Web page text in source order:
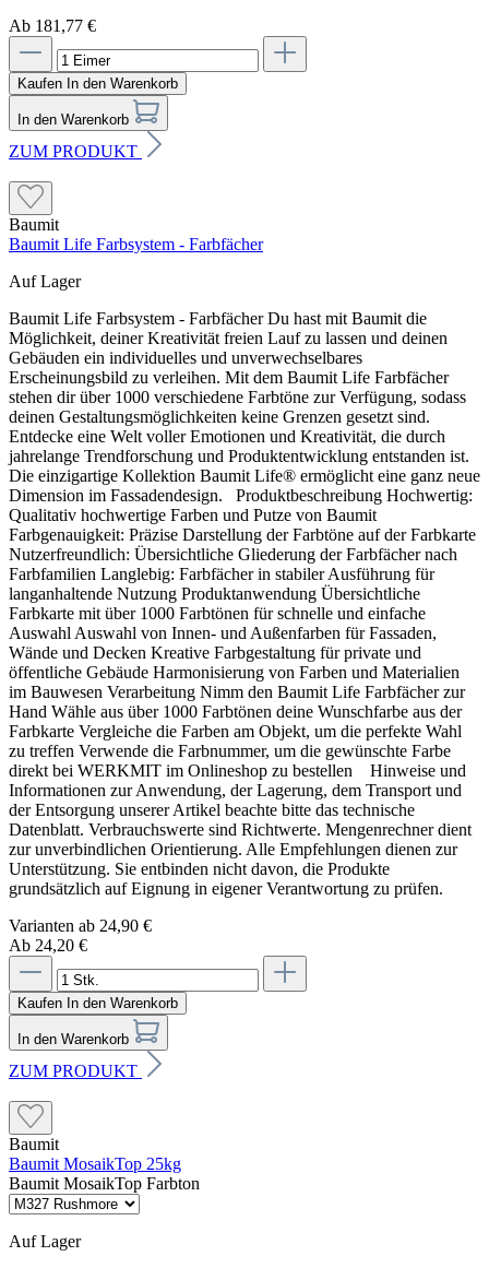
Ab 181,77 €
Kaufen In den Warenkorb
In den Warenkorb
ZUM PRODUKT
Baumit
Baumit Life Farbsystem - Farbfächer
Auf Lager
Baumit Life Farbsystem - Farbfächer Du hast mit Baumit die
Möglichkeit, deiner Kreativität freien Lauf zu lassen und deinen
Gebäuden ein individuelles und unverwechselbares
Erscheinungsbild zu verleihen. Mit dem Baumit Life Farbfächer
stehen dir über 1000 verschiedene Farbtöne zur Verfügung, sodass
deinen Gestaltungsmöglichkeiten keine Grenzen gesetzt sind.
Entdecke eine Welt voller Emotionen und Kreativität, die durch
jahrelange Trendforschung und Produktentwicklung entstanden ist.
Die einzigartige Kollektion Baumit Life® ermöglicht eine ganz neue
Dimension im Fassadendesign. Produktbeschreibung Hochwertig:
Qualitativ hochwertige Farben und Putze von Baumit
Farbgenauigkeit: Präzise Darstellung der Farbtöne auf der Farbkarte
Nutzerfreundlich: Übersichtliche Gliederung der Farbfächer nach
Farbfamilien Langlebig: Farbfächer in stabiler Ausführung für
langanhaltende Nutzung Produktanwendung Übersichtliche
Farbkarte mit über 1000 Farbtönen für schnelle und einfache
Auswahl Auswahl von Innen- und Außenfarben für Fassaden,
Wände und Decken Kreative Farbgestaltung für private und
öffentliche Gebäude Harmonisierung von Farben und Materialien
im Bauwesen Verarbeitung Nimm den Baumit Life Farbfächer zur
Hand Wähle aus über 1000 Farbtönen deine Wunschfarbe aus der
Farbkarte Vergleiche die Farben am Objekt, um die perfekte Wahl
zu treffen Verwende die Farbnummer, um die gewünschte Farbe
direkt bei WERKMIT im Onlineshop zu bestellen Hinweise und
Informationen zur Anwendung, der Lagerung, dem Transport und
der Entsorgung unserer Artikel beachte bitte das technische
Datenblatt. Verbrauchswerte sind Richtwerte. Mengenrechner dient
zur unverbindlichen Orientierung. Alle Empfehlungen dienen zur
Unterstützung. Sie entbinden nicht davon, die Produkte
grundsätzlich auf Eignung in eigener Verantwortung zu prüfen.
Varianten ab 24,90 €
Ab 24,20 €
Kaufen In den Warenkorb
In den Warenkorb
ZUM PRODUKT
Baumit
Baumit MosaikTop 25kg
Baumit MosaikTop Farbton
Auf Lager